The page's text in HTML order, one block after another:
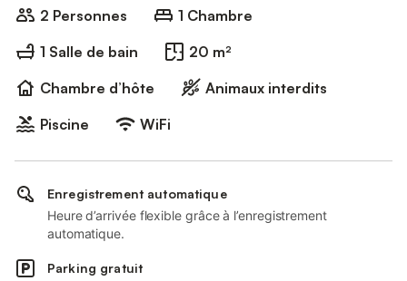
2 Personnes
1 Chambre
1 Salle de bain
20 m²
Chambre d’hôte
Animaux interdits
Piscine
WiFi
Enregistrement automatique
Heure d’arrivée flexible grâce à l’enregistrement
automatique.
Parking gratuit